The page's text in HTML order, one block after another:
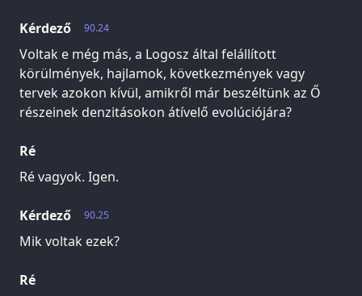
90.24
Kérdező
Voltak e még más, a Logosz által felállított
körülmények, hajlamok, következmények vagy
tervek azokon kívül, amikről már beszéltünk az Ő
részeinek denzitásokon átívelő evolúciójára?
Ré
Ré vagyok. Igen.
90.25
Kérdező
Mik voltak ezek?
Ré